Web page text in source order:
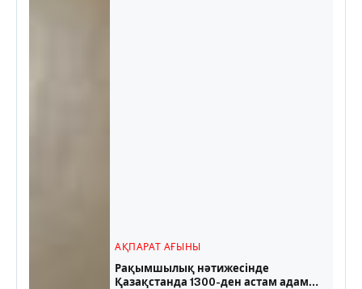
АҚПАРАТ АҒЫНЫ
Рақымшылық нәтижесінде
Қазақстанда 1300-ден астам адам